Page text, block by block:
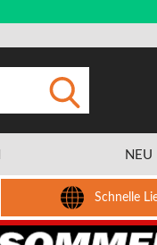
NEU
Schnelle